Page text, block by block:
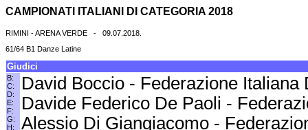
CAMPIONATI ITALIANI DI CATEGORIA 2018
RIMINI - ARENA VERDE - 09.07.2018.
61/64 B1 Danze Latine
Giudici
B:
C:
D:
E:
F:
G:
H:
David Boccio - Federazione
Davide Federico De Paoli -
Alessio Di Giangiacomo -